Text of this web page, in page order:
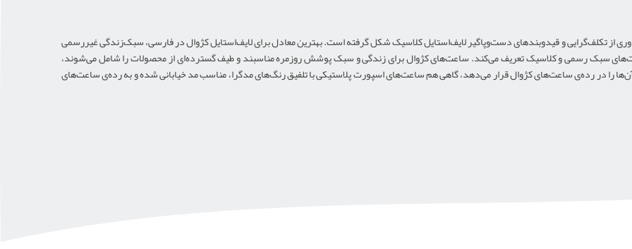
از تکلف‌گرایی و قید‌وبندهای دست‌وپاگیر لایف‌استایل کلاسیک شکل گرفته است. بهترین معادل برای لایف‌استایل کژوال در فارسی، سبک‌زندگی غیررسمی
سبک رسمی و کلاسیک تعریف می‌کند. ساعت‌های کژوال برای زندگی و سبک پوشش روزمره مناسبند و طیف گسترده‌ای از محصولات را شامل می‌شوند،
را در رده‌ی ساعت‌های کژوال قرار می‌دهد، گاهی هم ساعت‌های اسپورت پلاستیکی با تلفیق رنگ‌های مدگرا، مناسب مد خیابانی شده و به رده‌ی ساعت‌های